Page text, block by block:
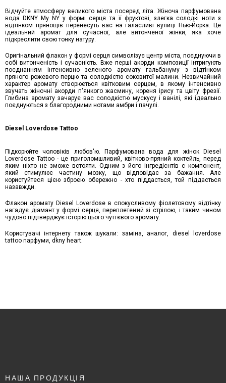
Відчуйте атмосферу великого міста посеред літа. Жіноча парфумована
вода DKNY My NY у формі серця та її фруктові, злегка солодкі ноти з
відтінком прянощів перенесуть вас на галасливі вулиці Нью-Йорка. Це
ідеальний аромат для сучасної, але витонченої жінки, яка хоче
підкреслити свою тонку натуру.
Оригінальний флакон у формі серця символізує центр міста, поєднуючи в
собі витонченість і сучасність. Вже перші акорди композиції інтригують
поєднанням інтенсивно зеленого аромату гальбануму з відтінком
пряного рожевого перцю та солодкістю соковитої малини. Незвичайний
характер аромату створюється квітковим серцем, в якому інтенсивно
звучать жіночні акорди п'янкого жасмину, кореня ірису та цвіту фрезії.
Глибина аромату зачарує вас солодкістю мускусу і ванілі, які ідеально
поєднуються з благородними нотами амбри і пачулі.
Diesel Loverdose Tattoo
Підкорюйте чоловіків любов'ю. Парфумована вода для жінок Diesel
Loverdose Tattoo - це приголомшливий, квітково-пряний коктейль, перед
яким ніхто не зможе встояти. Одним з його інгредієнтів є компонент,
який стимулює частину мозку, що відповідає за бажання. Але
користуйтеся цією зброєю обережно - хто піддасться, той піддасться
назавжди.
Флакон аромату Diesel Loverdose в спокусливому фіолетовому відтінку
нагадує діамант у формі серця, переплетений зі стрілою, і таким чином
чудово підтверджує історію цього чуттєвого аромату.
Користувачі інтернету також шукали: заміна, аналог, diesel loverdose
tattoo парфуми, dkny heart.
НАША ПРОДУКЦІЯ